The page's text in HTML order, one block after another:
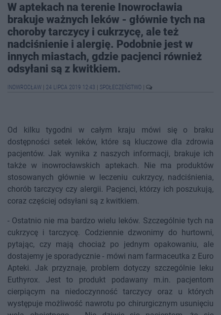
W aptekach na terenie Inowrocławia
brakuje ważnych leków - głównie tych na
choroby tarczycy i cukrzycę, ale też
nadciśnienie i alergię. Podobnie jest w
innych miastach, gdzie pacjenci również
odsyłani są z kwitkiem.
INOWROCŁAW 24 LIPCA 2019 12:43 SPOŁECZEŃSTWO
Od kilku tygodni w całym kraju mówi się o braku
dostępności setek leków, które są kluczowe dla zdrowia
pacjentów. Jak wynika z naszych informacji, brakuje ich
także w inowrocławskich aptekach. Nie ma produktów
stosowanych głównie w leczeniu cukrzycy, nadciśnienia,
chorób tarczycy czy alergii. Pacjenci, którzy ich poszukują,
coraz częściej odsyłani są z kwitkiem.
- Ostatnio nie ma bardzo wielu leków. Szczególnie tych na
cukrzycę i tarczycę. Codziennie dzwonimy do hurtowni,
pytając, czy mają chociaż po jednym opakowaniu, ale
dostajemy je sporadycznie - mówi nam farmaceutka z Euro
Apteki. Jak przyznaje, problem dotyczy szczególnie leku
Euthyrox. Jest to produkt podawany m.in. pacjentom
cierpiącym na niedoczynność tarczycy oraz u których
występuje możliwość nawrotu po chirurgicznym usunięciu